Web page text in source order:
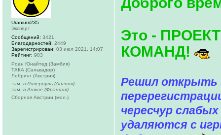
Это -
КОМАНД!
Решил открыть
чересчур
удаляются с
Uranium235
Эксперт
Сообщений: 3421
Благодарностей: 2449
Зарегистрирован: 03 июл 2021, 14:07
Рейтинг: 903
Роан Юнайтед (Замбия)
ТАКА (Сальвадор)
Лебринг (Австрия)
зам. в Ливерпуль (Англия)
зам. в Анжле (Франция)
Сборная Австрии (мол.)